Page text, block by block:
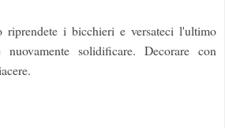
riprendete i bicchieri e versateci l'ultimo
solidificare. Decorare con